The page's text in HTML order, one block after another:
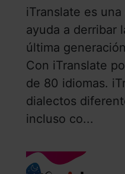
iTranslate es
ayuda a derribar
última
Con iTranslate
de 80 idiomas.
dialectos
incluso co...